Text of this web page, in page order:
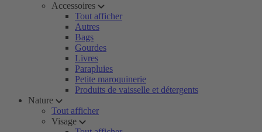
Accessoires
Tout afficher
Autres
Bags
Gourdes
Livres
Parapluies
Petite maroquinerie
Produits de vaisselle et détergents
Nature
Tout afficher
Visage